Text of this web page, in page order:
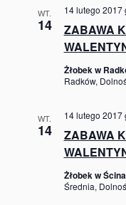
WT.
14
ZABAWA
14 lutego 2017
Żłobek w
Radków,
WT.
14
ZABAWA
14 lutego 2017
Żłobek w
Średnia,